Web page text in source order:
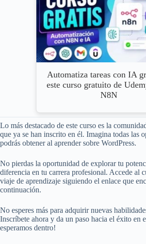
Automatiza tareas con IA
este curso gratuito de
N8N
Lo más destacado de este curso es la
que ya se han inscrito en él. Imagina todas las
podrás obtener al aprender sobre WordPress.
No pierdas la oportunidad de explorar tu
diferencia en tu carrera profesional. Accede al
viaje de aprendizaje siguiendo el enlace que
continuación.
No esperes más para adquirir nuevas
Inscríbete ahora y da un paso hacia el éxito en
esperamos dentro!